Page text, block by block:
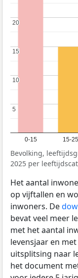
0-15 15-25
5
5
10
10
15
15
20
20
Bevolking,
2025 per
Het aantal
op vijftallen en
inwoners. De
bevat veel meer
met het aantal
levensjaar en
uitsplitsing naar
het document